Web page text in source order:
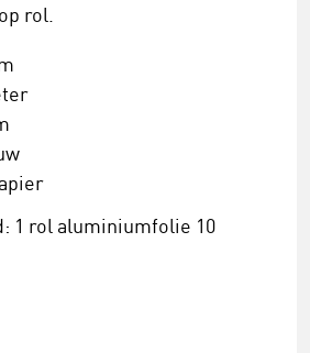
rol.
1 rol aluminiumfolie 10